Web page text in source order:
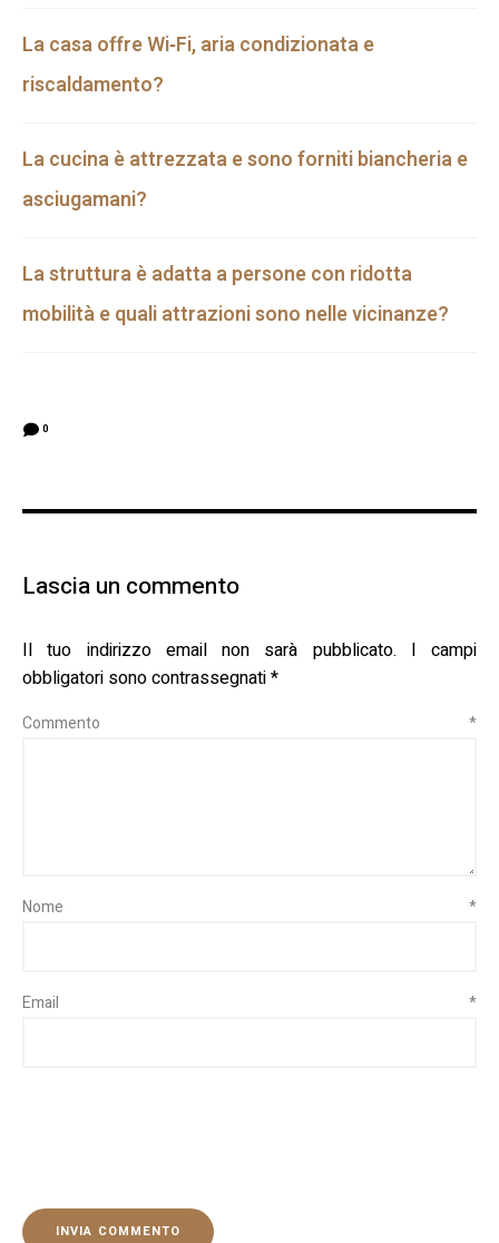
La casa offre Wi‑Fi, aria condizionata e
riscaldamento?
La cucina è attrezzata e sono forniti biancheria e
asciugamani?
La struttura è adatta a persone con ridotta
mobilità e quali attrazioni sono nelle vicinanze?
0
Lascia un commento
Il tuo indirizzo email non sarà pubblicato.
I campi
obbligatori sono contrassegnati*
Commento *
Nome *
Email *